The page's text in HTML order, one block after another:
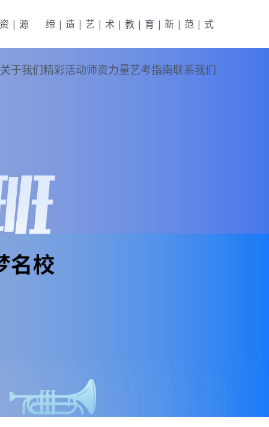
|源 缔|造|艺|术|教|育|新|范|式
关于我们精彩活动师资力量艺考指南联系我们